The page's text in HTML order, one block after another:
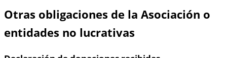
Otras obligaciones de la Asociación o
entidades no lucrativas